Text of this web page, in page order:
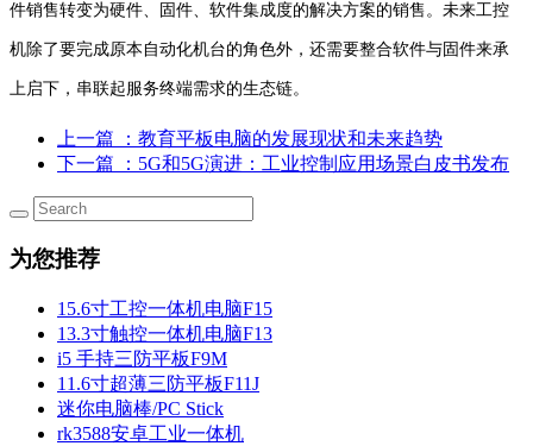
件销售转变为硬件、固件、软件集成度的解决方案的销售。未来工控
机除了要完成原本自动化机台的角色外，还需要整合软件与固件来承
上启下，串联起服务终端需求的生态链。
上一篇
：教育平板电脑的发展现状和未来趋势
下一篇
：5G和5G演进：工业控制应用场景白皮书发布
为您推荐
15.6寸工控一体机电脑F15
13.3寸触控一体机电脑F13
i5 手持三防平板F9M
11.6寸超薄三防平板F11J
迷你电脑棒/PC Stick
rk3588安卓工业一体机